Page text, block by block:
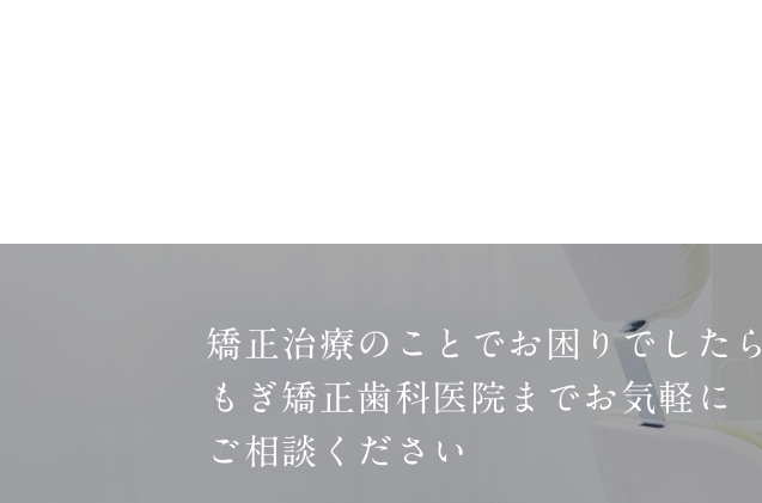
矯正治療のことでお困りでしたら
もぎ矯正歯科医院までお気軽に
ご相談ください